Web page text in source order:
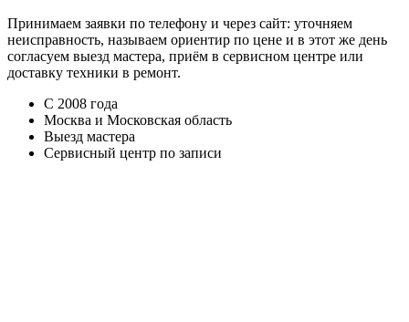
Принимаем заявки по телефону и через сайт: уточняем
неисправность, называем ориентир по цене и в этот же день
согласуем выезд мастера, приём в сервисном центре или
доставку техники в ремонт.
С 2008 года
Москва и Московская область
Выезд мастера
Сервисный центр по записи